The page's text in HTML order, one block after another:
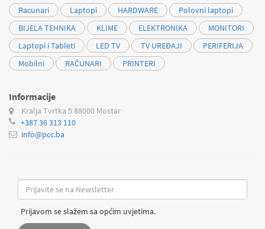
Racunari Laptopi HARDWARE
Polovni laptopi
BIJELA TEHNIKA
KLIME ELEKTRONIKA
MONITORI
Laptopi i Tableti
LED TV TV UREĐAJI
PERIFERIJA
Mobilni
RAČUNARI PRINTERI
Informacije
Kralja Tvrtka 5 88000 Mostar
+387 36 313 110
info@pcc.ba
Prijavom se slažem sa općim uvjetima.